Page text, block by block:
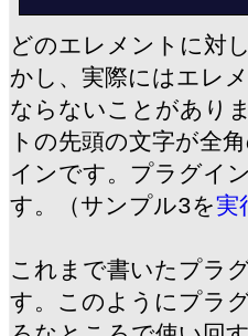
どのエレメントに対
かし、実際にはエレ
ならないことがあり
トの先頭の文字が全
インです。プラグイ
す。（サンプル3を実
これまで書いたプラ
す。このようにプラ